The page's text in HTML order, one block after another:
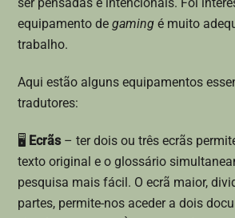
equipamento degamingé muito
trabalho.
Aqui estão alguns equipamentos
tradutores:
🖥 Ecrãs– ter dois ou três ecrãs
texto original e o glossário
pesquisa mais fácil. O ecrã maior,
partes, permite-nos aceder a dois